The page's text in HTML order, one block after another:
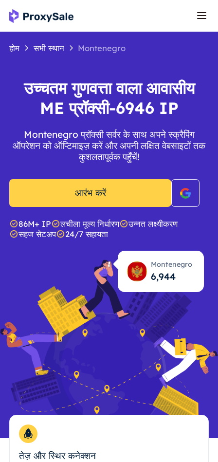
होम सभी स्थान Montenegro
उच्चतम गुणवत्ता वाला आवासीय
ME प्रॉक्सी-6946 IP
Montenegro प्रॉक्सी सर्वर के साथ अपने स्क्रैपिंग
ऑपरेशन को ऑप्टिमाइज़ करें और अपनी लक्षित वेबसाइटों तक
कुशलतापूर्वक पहुँचें!
आरंभ करें
86M+ IP लचीला मूल्य निर्धारण
उन्नत लक्ष्यीकरण
सहज सेटअप
24/7 सहायता
Montenegro
6,946
तेज़ और स्थिर कनेक्शन